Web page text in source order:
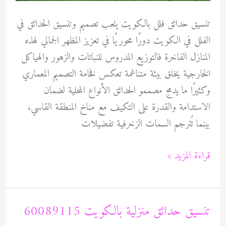
تنسيق حدائق فلل بالكويت يلعب تصميم وتنسيق الحدائق في
الفلل في الكويت دورًا محوريًا في تعزيز المظهر الجمالي لهذه
المنازل الفاخرة فالتوزيع المدروس للنباتات والزهور والهياكل
الخارجية يخلق بيئة متناغمة تعكس فخامة التصميم المعماري
وكثيرًا ما يدمج مصممو الحدائق الأنواع المحلية لضمان
الاستدامة والقدرة على التكيف مع مناخ المنطقة القاسي،
بينما تُترجم السمات الزخرفية تفضيلات
تنسيق
فلل
بالكويت
60089115
قراءة المزيد »
تنسيق حدائق منزلية بالكويت 60089115